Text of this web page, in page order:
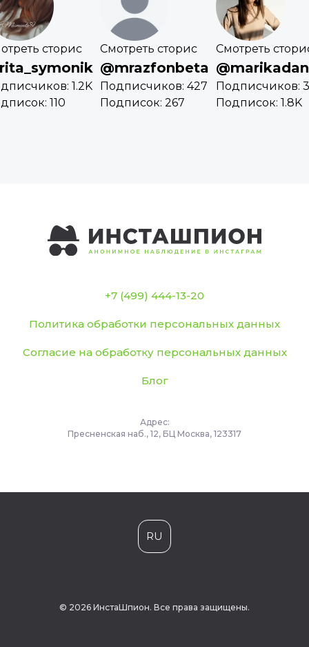
сторис
1.2K
110
Смотреть сторис
@mrazfonbeta
Подписчиков: 427
Подписок: 267
Смотреть
Подписчиков:
Подписок: 1.8K
+7 (499) 444-13-20
Политика обработки персональных данных
Согласие на обработку персональных данных
Блог
Адрес:
Пресненская наб., 12, БЦ Москва, 123317
RU
© 2026 ИнстаШпион. Все права защищены.